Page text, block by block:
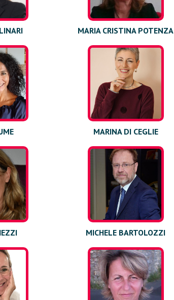
MARIA CRISTINA POTENZA
MARINA DI CEGLIE
MICHELE BARTOLOZZI